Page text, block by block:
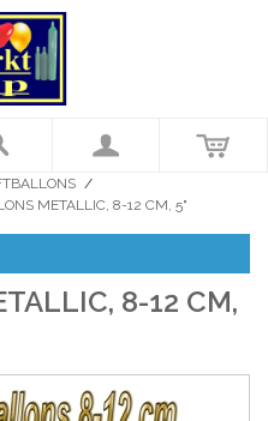
/
METALLIC, 8-12 CM, 5"
8-12 CM,